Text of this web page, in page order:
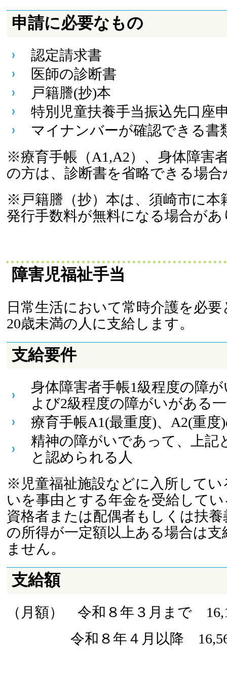
申請に必要なもの
認定請求書
医師の診断書
戸籍謄(抄)本
特別児童扶養手当振込先口座
マイナンバーが確認できる書
※療育手帳（A1,A2）、身体障害
の方は、診断書を省略できる場
※戸籍謄（抄）本は、須崎市に本
発行手数料が無料になる場合があ
障害児福祉手当
日常生活において常時介護を必
20歳未満の人に支給します。
支給要件
身体障害者手帳1級程度の障
よび2級程度の障がいがある
療育手帳A1(最重度)、A2(重度
精神の障がいであって、上記
と認められる人
※児童福祉施設などに入所してい
いを事由とする年金を受給して
資格者または配偶者もしくは扶
の所得が一定額以上ある場合は
ません。
支給額
（月額） 令和８年３月まで
令和８年４月以降